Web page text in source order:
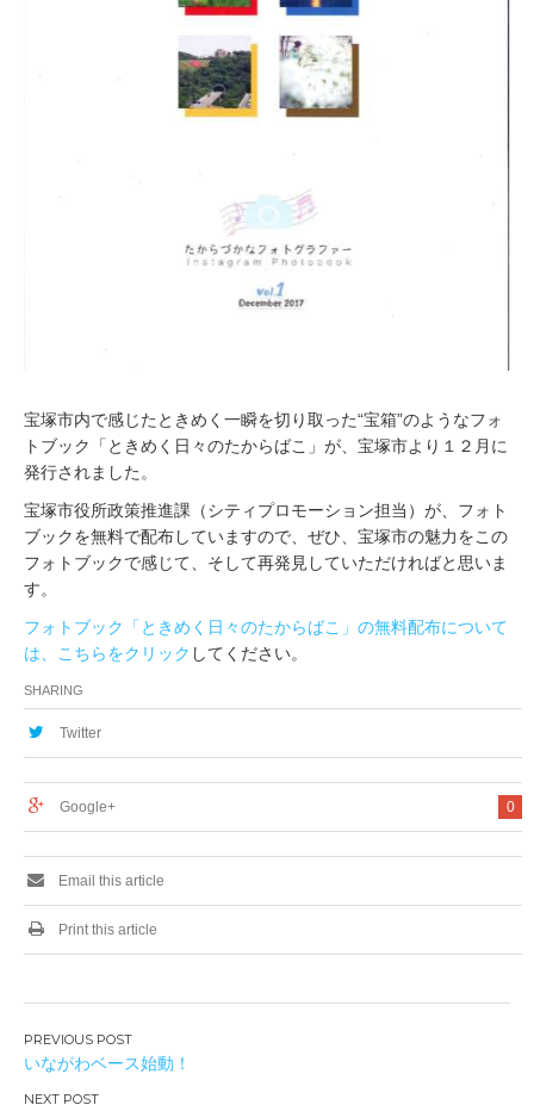
宝塚市内で感じたときめく一瞬を切り取った“宝箱”のようなフォ
トブック「ときめく日々のたからばこ」が、宝塚市より１２月に
発行されました。
宝塚市役所政策推進課（シティプロモーション担当）が、フォト
ブックを無料で配布していますので、ぜひ、宝塚市の魅力をこの
フォトブックで感じて、そして再発見していただければと思いま
す。
フォトブック「ときめく日々のたからばこ」の無料配布について
は、こちらをクリック してください。
SHARING
Twitter
0
Google+
Email this article
Print this article
投
稿
いながわベース始動！